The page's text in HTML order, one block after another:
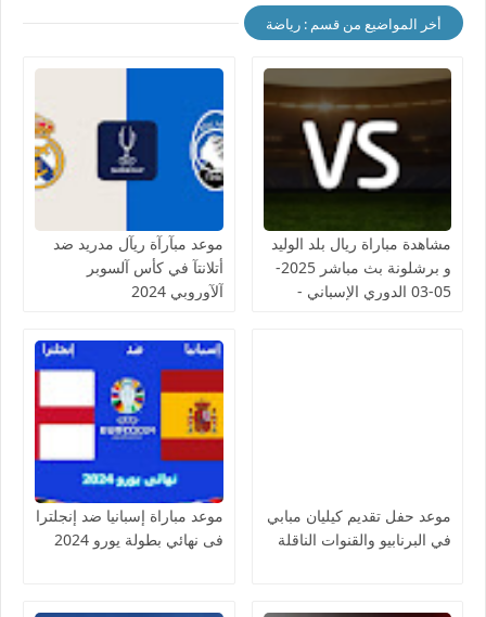
أخر المواضيع من قسم : رياضة
مشاهدة مباراة ريال بلد الوليد
و برشلونة بث مباشر 2025-
05-03 الدوري الإسباني -
موعد مبآرآة ريآل مدريد ضد
أتلانتآ في كأس آلسوبر
آلآوروبي 2024
موعد حفل تقديم كيليان مبابي
في البرنابيو والقنوات الناقلة
موعد مباراة إسبانيا ضد إنجلترا
فى نهائي بطولة يورو 2024